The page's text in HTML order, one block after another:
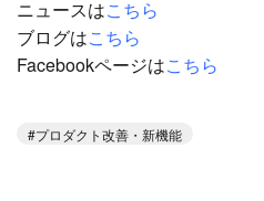
ニュースはこちら
ブログはこちら
Facebookページはこちら
プロダクト改善・新機能